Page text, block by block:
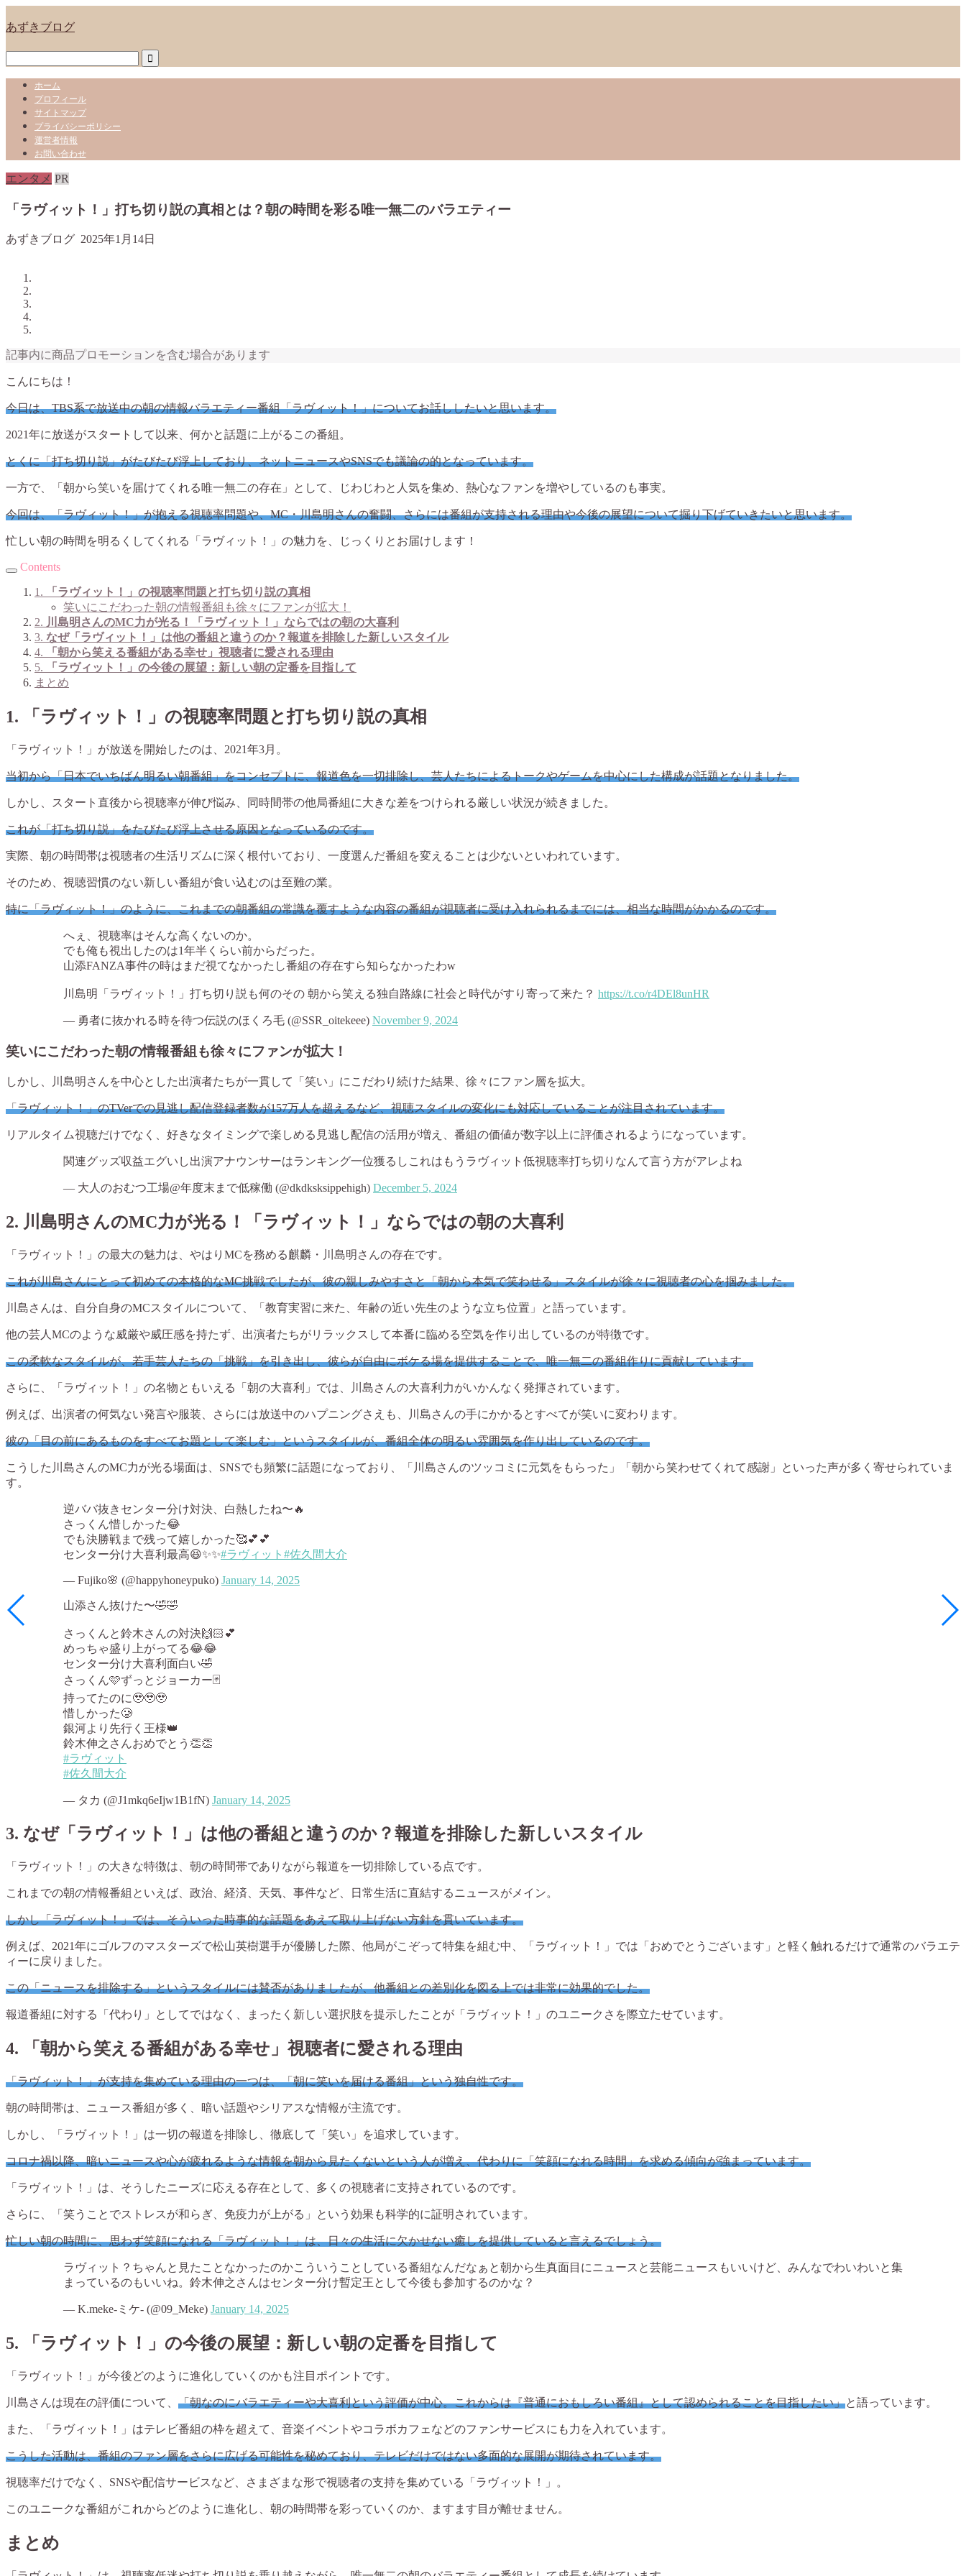
あずきブログ
ホーム
プロフィール
サイトマップ
プライバシーポリシー
運営者情報
お問い合わせ
エンタメ PR
「ラヴィット！」打ち切り説の真相とは？朝の時間を彩る唯一無二のバラエティー
あずきブログ 2025年1月14日
記事内に商品プロモーションを含む場合があります
こんにちは！
今日は、TBS系で放送中の朝の情報バラエティー番組「ラヴィット！」についてお話ししたいと思います。
2021年に放送がスタートして以来、何かと話題に上がるこの番組。
とくに「打ち切り説」がたびたび浮上しており、ネットニュースやSNSでも議論の的となっています。
一方で、「朝から笑いを届けてくれる唯一無二の存在」として、じわじわと人気を集め、熱心なファンを増やしているのも事実。
今回は、「ラヴィット！」が抱える視聴率問題や、MC・川島明さんの奮闘、さらには番組が支持される理由や今後の展望について掘り下げていきたいと思います。
忙しい朝の時間を明るくしてくれる「ラヴィット！」の魅力を、じっくりとお届けします！
Contents
1.
「ラヴィット！」の視聴率問題と打ち切り説の真相
笑いにこだわった朝の情報番組も徐々にファンが拡大！
2. 川島明さんのMC力が光る！「ラヴィット！」ならではの朝の大喜利
3. なぜ「ラヴィット！」は他の番組と違うのか？報道を排除した新しいスタイル
4.
「朝から笑える番組がある幸せ」視聴者に愛される理由
5.
「ラヴィット！」の今後の展望：新しい朝の定番を目指して
まとめ
1. 「ラヴィット！」の視聴率問題と打ち切り説の真相
「ラヴィット！」が放送を開始したのは、2021年3月。
当初から「日本でいちばん明るい朝番組」をコンセプトに、報道色を一切排除し、芸人たちによるトークやゲームを中心にした構成が話題となりました。
しかし、スタート直後から視聴率が伸び悩み、同時間帯の他局番組に大きな差をつけられる厳しい状況が続きました。
これが「打ち切り説」をたびたび浮上させる原因となっているのです。
実際、朝の時間帯は視聴者の生活リズムに深く根付いており、一度選んだ番組を変えることは少ないといわれています。
そのため、視聴習慣のない新しい番組が食い込むのは至難の業。
特に「ラヴィット！」のように、これまでの朝番組の常識を覆すような内容の番組が視聴者に受け入れられるまでには、相当な時間がかかるのです。
へぇ、視聴率はそんな高くないのか。
でも俺も視出したのは1年半くらい前からだった。
山添FANZA事件の時はまだ視てなかったし番組の存在すら知らなかったわw
川島明「ラヴィット！」打ち切り説も何のその 朝から笑える独自路線に社会と時代がすり寄って来た？ https://t.co/r4DEl8unHR
— 勇者に抜かれる時を待つ伝説のほくろ毛 (@SSR_oitekeee) November 9, 2024
笑いにこだわった朝の情報番組も徐々にファンが拡大！
しかし、川島明さんを中心とした出演者たちが一貫して「笑い」にこだわり続けた結果、徐々にファン層を拡大。
「ラヴィット！」のTVerでの見逃し配信登録者数が157万人を超えるなど、視聴スタイルの変化にも対応していることが注目されています。
リアルタイム視聴だけでなく、好きなタイミングで楽しめる見逃し配信の活用が増え、番組の価値が数字以上に評価されるようになっています。
関連グッズ収益エグいし出演アナウンサーはランキング一位獲るしこれはもうラヴィット低視聴率打ち切りなんて言う方がアレよね
— 大人のおむつ工場@年度末まで低稼働 (@dkdksksippehigh) December 5, 2024
2. 川島明さんのMC力が光る！「ラヴィット！」ならではの朝の大喜利
「ラヴィット！」の最大の魅力は、やはりMCを務める麒麟・川島明さんの存在です。
これが川島さんにとって初めての本格的なMC挑戦でしたが、彼の親しみやすさと「朝から本気で笑わせる」スタイルが徐々に視聴者の心を掴みました。
川島さんは、自分自身のMCスタイルについて、「教育実習に来た、年齢の近い先生のような立ち位置」と語っています。
他の芸人MCのような威厳や威圧感を持たず、出演者たちがリラックスして本番に臨める空気を作り出しているのが特徴です。
この柔軟なスタイルが、若手芸人たちの「挑戦」を引き出し、彼らが自由にボケる場を提供することで、唯一無二の番組作りに貢献しています。
さらに、「ラヴィット！」の名物ともいえる「朝の大喜利」では、川島さんの大喜利力がいかんなく発揮されています。
例えば、出演者の何気ない発言や服装、さらには放送中のハプニングさえも、川島さんの手にかかるとすべてが笑いに変わります。
彼の「目の前にあるものをすべてお題として楽しむ」というスタイルが、番組全体の明るい雰囲気を作り出しているのです。
こうした川島さんのMC力が光る場面は、SNSでも頻繁に話題になっており、「川島さんのツッコミに元気をもらった」「朝から笑わせてくれて感謝」といった声が多く寄せられていま
す。
逆ババ抜きセンター分け対決、白熱したね〜🔥
さっくん惜しかった😂
でも決勝戦まで残って嬉しかった🥰💕💕
センター分け大喜利最高😆✨✨#ラヴィット #佐久間大介
— Fujiko🌸 (@happyhoneypuko) January 14, 2025
山添さん抜けた〜🤣🤣
さっくんと鈴木さんの対決🙌🏻💕
めっちゃ盛り上がってる😂😂
センター分け大喜利面白い🤣
さっくん🩷ずっとジョーカー🃏
持ってたのに🥹🥹🥹
惜しかった🥲
銀河より先行く王様👑
鈴木伸之さんおめでとう👏👏
#ラヴィット
#佐久間大介
— タカ (@J1mkq6eIjw1B1fN) January 14, 2025
3. なぜ「ラヴィット！」は他の番組と違うのか？報道を排除した新しいスタイル
「ラヴィット！」の大きな特徴は、朝の時間帯でありながら報道を一切排除している点です。
これまでの朝の情報番組といえば、政治、経済、天気、事件など、日常生活に直結するニュースがメイン。
しかし「ラヴィット！」では、そういった時事的な話題をあえて取り上げない方針を貫いています。
例えば、2021年にゴルフのマスターズで松山英樹選手が優勝した際、他局がこぞって特集を組む中、「ラヴィット！」では「おめでとうございます」と軽く触れるだけで通常のバラエテ
ィーに戻りました。
この「ニュースを排除する」というスタイルには賛否がありましたが、他番組との差別化を図る上では非常に効果的でした。
報道番組に対する「代わり」としてではなく、まったく新しい選択肢を提示したことが「ラヴィット！」のユニークさを際立たせています。
4. 「朝から笑える番組がある幸せ」視聴者に愛される理由
「ラヴィット！」が支持を集めている理由の一つは、「朝に笑いを届ける番組」という独自性です。
朝の時間帯は、ニュース番組が多く、暗い話題やシリアスな情報が主流です。
しかし、「ラヴィット！」は一切の報道を排除し、徹底して「笑い」を追求しています。
コロナ禍以降、暗いニュースや心が疲れるような情報を朝から見たくないという人が増え、代わりに「笑顔になれる時間」を求める傾向が強まっています。
「ラヴィット！」は、そうしたニーズに応える存在として、多くの視聴者に支持されているのです。
さらに、「笑うことでストレスが和らぎ、免疫力が上がる」という効果も科学的に証明されています。
忙しい朝の時間に、思わず笑顔になれる「ラヴィット！」は、日々の生活に欠かせない癒しを提供していると言えるでしょう。
ラヴィット？ちゃんと見たことなかったのかこういうことしている番組なんだなぁと朝から生真面目にニュースと芸能ニュースもいいけど、みんなでわいわいと集
まっているのもいいね。鈴木伸之さんはセンター分け暫定王として今後も参加するのかな？
— K.meke‐ミケ‐ (@09_Meke) January 14, 2025
5. 「ラヴィット！」の今後の展望：新しい朝の定番を目指して
「ラヴィット！」が今後どのように進化していくのかも注目ポイントです。
川島さんは現在の評価について、 「朝なのにバラエティーや大喜利という評価が中心。これからは『普通におもしろい番組』として認められることを目指したい」と語っています。
また、「ラヴィット！」はテレビ番組の枠を超えて、音楽イベントやコラボカフェなどのファンサービスにも力を入れています。
こうした活動は、番組のファン層をさらに広げる可能性を秘めており、テレビだけではない多面的な展開が期待されています。
視聴率だけでなく、SNSや配信サービスなど、さまざまな形で視聴者の支持を集めている「ラヴィット！」。
このユニークな番組がこれからどのように進化し、朝の時間帯を彩っていくのか、ますます目が離せません。
まとめ